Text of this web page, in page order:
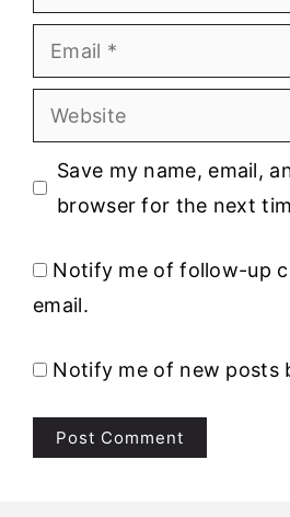
Email
Website
Save my name, email,
browser for the next
Notify me of follow-up
email.
Notify me of new posts